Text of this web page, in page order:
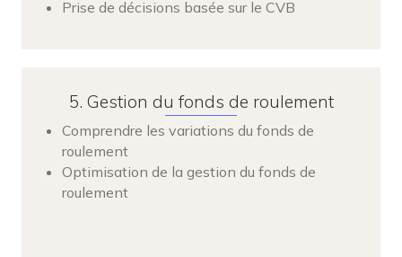
Prise de décisions basée sur le CVB
5. Gestion du fonds de roulement
Comprendre les variations du fonds de
roulement
Optimisation de la gestion du fonds de
roulement